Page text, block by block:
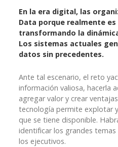
En la era digital, las
Data porque realmente
transformando la
Los sistemas actuales
datos sin precedentes.
Ante tal escenario, el reto
información valiosa, hacerla
agregar valor y crear
tecnología permite explotar
que se tiene disponible.
identificar los grandes
los ejecutivos.